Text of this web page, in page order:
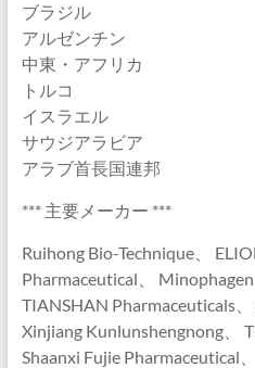
ブラジル
アルゼンチン
中東・アフリカ
トルコ
イスラエル
サウジアラビア
アラブ首長国連邦
*** 主要メーカー ***
Ruihong Bio-Technique、
Pharmaceutical、
TIANSHAN Pharmaceuticals、
Xinjiang Kunlunshengnong、
Shaanxi Fujie Pharmaceutical